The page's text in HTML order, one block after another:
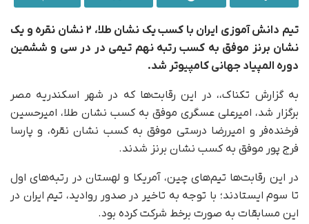
تیم دانش آموزی ایران با کسب یک نشان طلا، ۲ نشان نقره و یک
نشان برنز موفق به کسب رتبه نهم تیمی در در سی و ششمین
دوره المپیاد جهانی کامپیوتر شد.
به گزارش تکناک،، در این رقابت‌ها که در شهر اسکندریه مصر
برگزار شد، امیرعلی عسگری موفق به کسب نشان طلا، امیرحسین
فرخنده‌فر و امیررضا درستی موفق به کسب نشان نقره، و پارسا
فرج پور موفق به کسب نشان برنز شدند.
در این رقابت‌ها تیم‌های چین، آمریکا و لهستان در رتبه‌های اول
تا سوم ایستادند؛ با توجه به تاخیر در صدور روادید، تیم ایران در
این مسابقات به صورت برخط شرکت کرده بود.